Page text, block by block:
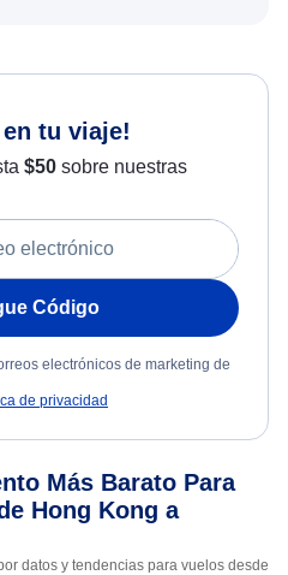
en tu viaje!
$50sobre nuestras
Código
electrónicos de marketing de
de privacidad
Más Barato Para
Hong Kong a
datos y tendencias para vuelos desde